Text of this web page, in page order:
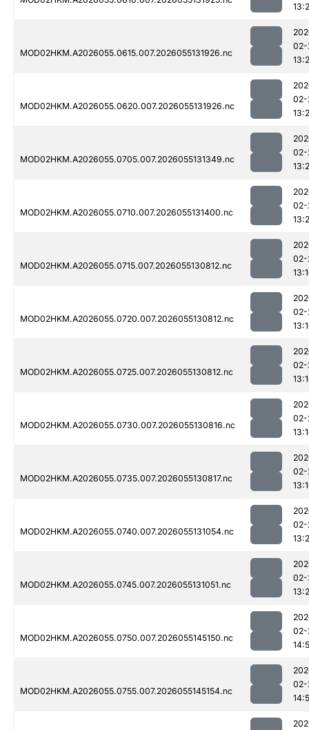
MOD02HKM.A2026055.0615.007.2026055131926.nc
02-
MOD02HKM.A2026055.0620.007.2026055131926.nc
02-
MOD02HKM.A2026055.0705.007.2026055131349.nc
02-
MOD02HKM.A2026055.0710.007.2026055131400.nc
02-
MOD02HKM.A2026055.0715.007.2026055130812.nc
02-
MOD02HKM.A2026055.0720.007.2026055130812.nc
02-
MOD02HKM.A2026055.0725.007.2026055130812.nc
02-
MOD02HKM.A2026055.0730.007.2026055130816.nc
02-
MOD02HKM.A2026055.0735.007.2026055130817.nc
02-
MOD02HKM.A2026055.0740.007.2026055131054.nc
02-
MOD02HKM.A2026055.0745.007.2026055131051.nc
02-
MOD02HKM.A2026055.0750.007.2026055145150.nc
02-
MOD02HKM.A2026055.0755.007.2026055145154.nc
02-